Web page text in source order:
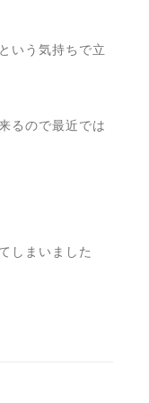
いう気持ちで立
るので最近では
しまいました